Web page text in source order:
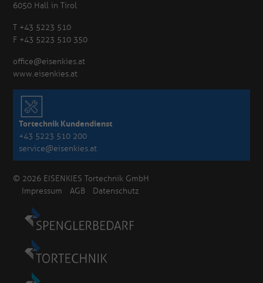
6050 Hall in Tirol
T +43 5223 510
F +43 5223 510 350
office@eisenkies.at
www.eisenkies.at
Tortechnik Kundendienst
+43 5223 510 200
service@eisenkies.at
© 2026 EISENKIES Tortechnik GmbH
Impressum
AGB Datenschutz